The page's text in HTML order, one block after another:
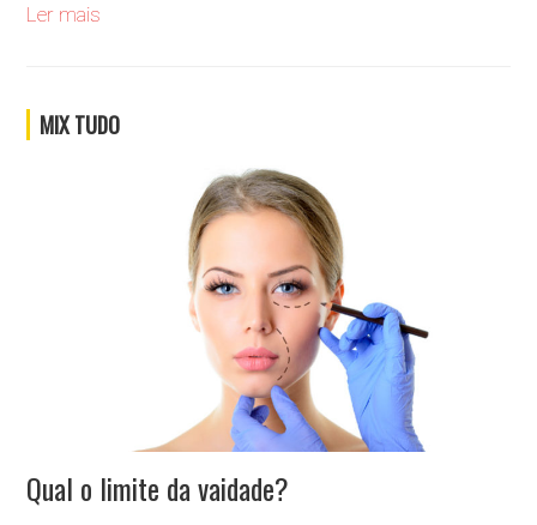
Ler mais
MIX TUDO
Qual o limite da vaidade?